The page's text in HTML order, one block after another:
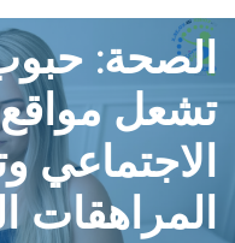
الصحة:
تشعل
المراهقات